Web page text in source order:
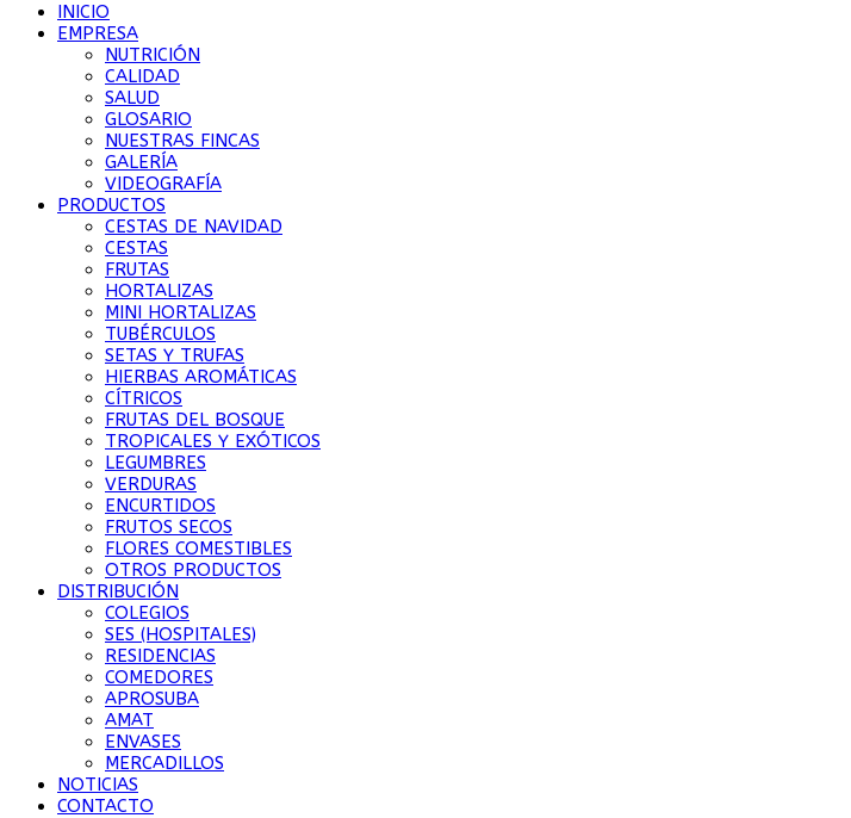
INICIO
EMPRESA
NUTRICIÓN
CALIDAD
SALUD
GLOSARIO
NUESTRAS FINCAS
GALERÍA
VIDEOGRAFÍA
PRODUCTOS
CESTAS DE NAVIDAD
CESTAS
FRUTAS
HORTALIZAS
MINI HORTALIZAS
TUBÉRCULOS
SETAS Y TRUFAS
HIERBAS AROMÁTICAS
CÍTRICOS
FRUTAS DEL BOSQUE
TROPICALES Y EXÓTICOS
LEGUMBRES
VERDURAS
ENCURTIDOS
FRUTOS SECOS
FLORES COMESTIBLES
OTROS PRODUCTOS
DISTRIBUCIÓN
COLEGIOS
SES (HOSPITALES)
RESIDENCIAS
COMEDORES
APROSUBA
AMAT
ENVASES
MERCADILLOS
NOTICIAS
CONTACTO